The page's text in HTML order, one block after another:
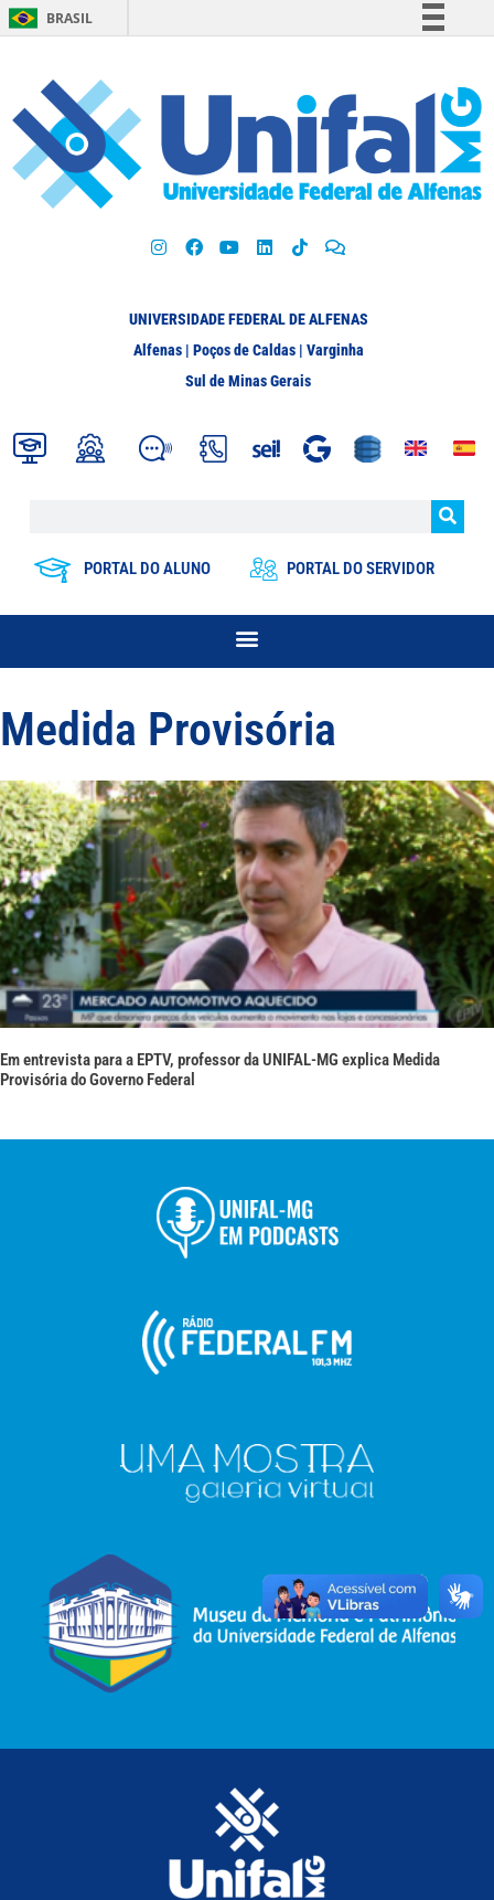
BRASIL
Participe
Acesso à informação
Legislação
UNIVERSIDADE FEDERAL DE ALFENAS
Alfenas | Poços de Caldas | Varginha
Sul de Minas Gerais
PORTAL DO ALUNO PORTAL DO SERVIDOR
Medida Provisória
Em entrevista para a EPTV, professor da UNIFAL-MG explica Medida
Provisória do Governo Federal